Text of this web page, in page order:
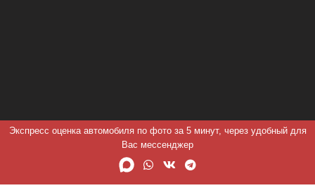
Экспресс оценка автомобиля по фото за 5 минут, через удобный для
Вас мессенджер